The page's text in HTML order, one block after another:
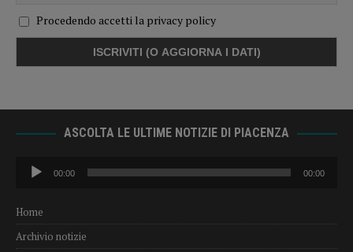
Procedendo accetti la privacy policy
ASCOLTA LE ULTIME NOTIZIE DI PIACENZA
Audio
Player
00:00 00:00
Home
Archivio notizie